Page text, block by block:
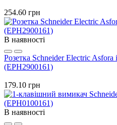
254.60 грн
В наявності
Розетка Schneider Electric Asfora
(EPH2900161)
179.10 грн
В наявності